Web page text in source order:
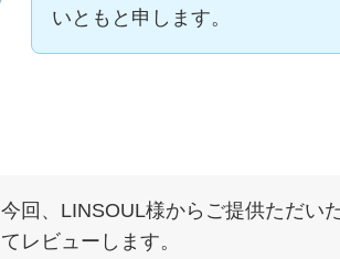
いともと申します。
今回、LINSOUL様からご提供ただい
てレビューします。